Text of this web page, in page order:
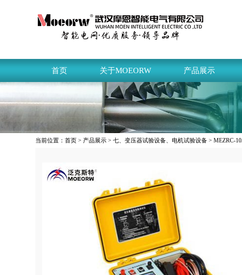
首页 关于MOEORW 产品展示
当前位置： 首页 > 产品展示 > 七、变压器试验设备、电机试验设备 > MEZRC-